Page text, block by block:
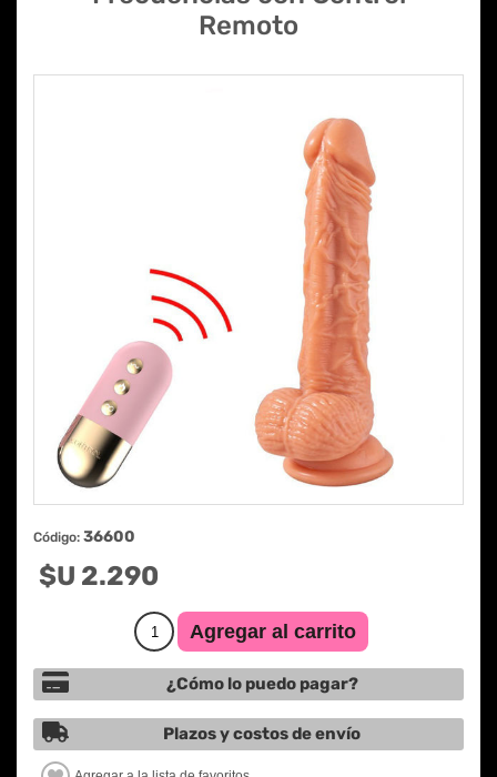
Remoto
Código: 36600
$U 2.290
¿Cómo lo puedo pagar?
Plazos y costos de envío